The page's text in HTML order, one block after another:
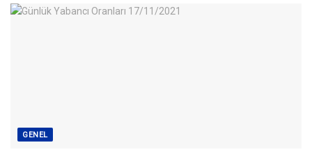
GENEL